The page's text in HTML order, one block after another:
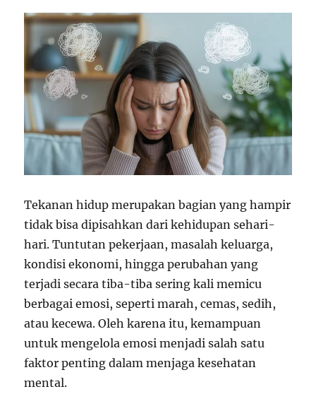
Tekanan hidup merupakan bagian yang hampir
tidak bisa dipisahkan dari kehidupan sehari-
hari. Tuntutan pekerjaan, masalah keluarga,
kondisi ekonomi, hingga perubahan yang
terjadi secara tiba-tiba sering kali memicu
berbagai emosi, seperti marah, cemas, sedih,
atau kecewa. Oleh karena itu, kemampuan
untuk mengelola emosi menjadi salah satu
faktor penting dalam menjaga kesehatan
mental.